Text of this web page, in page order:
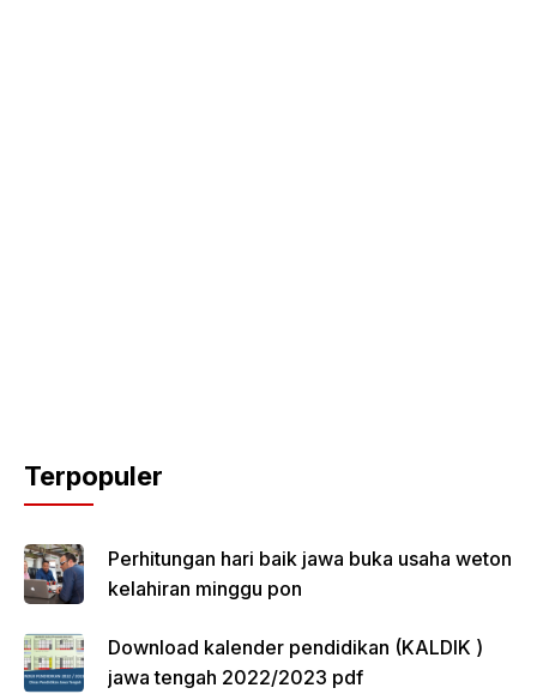
Terpopuler
Perhitungan hari baik jawa buka usaha weton
kelahiran minggu pon
Download kalender pendidikan (KALDIK )
jawa tengah 2022/2023 pdf